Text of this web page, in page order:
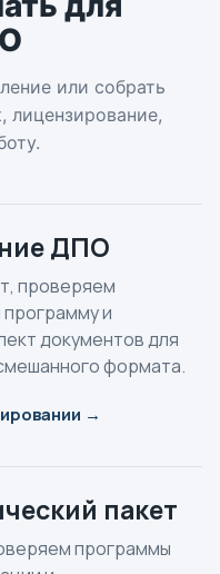
или собрать
лицензирование,
ДПО
проверяем
и
документов для
формата.
→
пакет
программы